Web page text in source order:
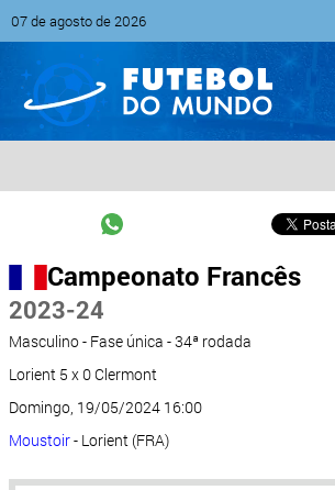
07 de agosto de 2026
Campeonato Francês
2023-24
Masculino - Fase única - 34ª rodada
Lorient 5 x 0 Clermont
Domingo, 19/05/2024 16:00
Moustoir- Lorient (FRA)